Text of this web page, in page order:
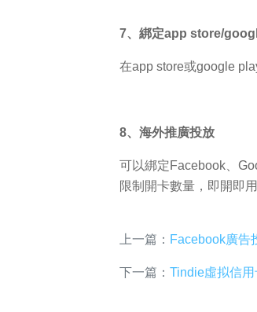
7、綁定app store/
在app store或google
8、海外推廣投放
可以綁定Facebook、
限制開卡數量，即開即
上一篇： Facebook廣告
下一篇： Tindie虛拟信